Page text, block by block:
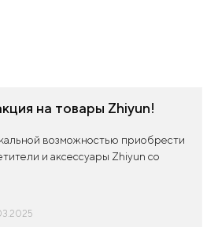
на товары Zhiyun!
возможностью приобрести
и аксессуары Zhiyun со